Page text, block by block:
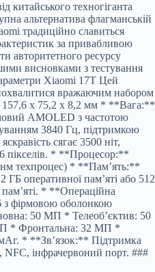
китайського техногіганта
альтернатива флагманській
традиційно славиться
за привабливою
авторитетного ресурсу
висновками з тестування
Xiaomi 17T Цей
вражаючим набором
x 75,2 x 8,2 мм * **Вага:**
AMOLED з частотою
3840 Гц, підтримкою
сягає 3500 ніт,
пікселів. * **Процесор:**
техпроцес) * **Пам’ять:**
ГБ оперативної пам’яті або 512
* **Операційна
з фірмовою оболонкою
50 МП * Телеоб’єктив: 50
* Фронтальна: 32 МП *
* **Зв’язок:** Підтримка
інфрачервоний порт. ###